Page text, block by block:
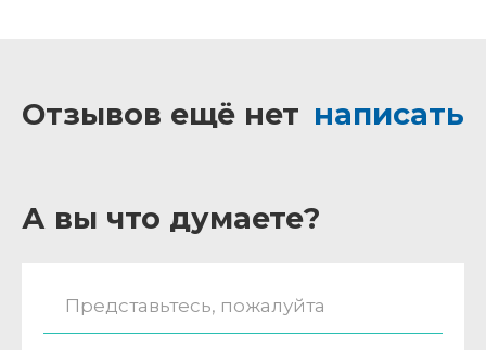
Отзывов ещё нет написать
А вы что думаете?